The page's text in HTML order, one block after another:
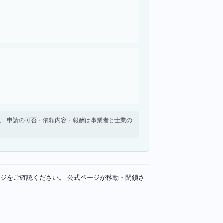
申請の可否・依頼内容・報酬は事業者と士業の
をご確認ください。 公式ページが移動・閉鎖さ